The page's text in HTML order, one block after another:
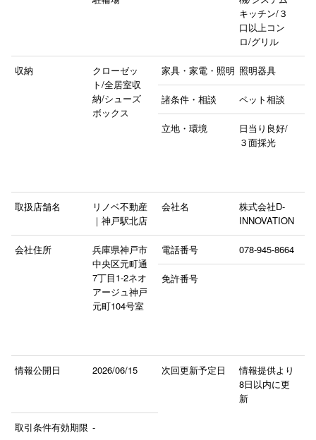
キッチン/３
口以上コン
ロ/グリル
収納
クローゼッ
ト/全居室収
納/シューズ
ボックス
家具・家電・照明 照明器具
諸条件・相談 ペット相談
立地・環境
日当り良好/
３面採光
取扱店舗名
リノベ不動産
｜神戸駅北店
会社名
株式会社D-
INNOVATION
会社住所
兵庫県神戸市
中央区元町通
7丁目1‐2ネオ
アージュ神戸
元町104号室
電話番号 078-945-8664
免許番号
情報公開日 2026/06/15 次回更新予定日
情報提供より
8日以内に更
新
取引条件有効期限 -